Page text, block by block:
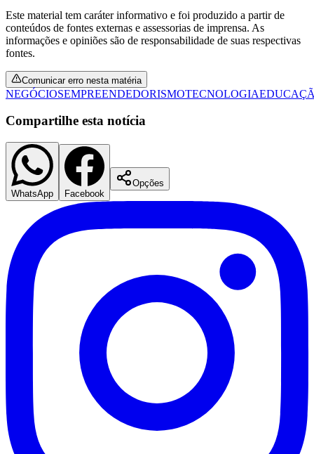
Flamengo
Este material tem caráter informativo e foi produzido a partir de
conteúdos de fontes externas e assessorias de imprensa. As
informações e opiniões são de responsabilidade de suas respectivas
fontes.
Comunicar erro nesta matéria
NEGÓCIOSEMPREENDEDORISMOTECNOLOGIA
Compartilhe esta notícia
WhatsApp Facebook
Opções